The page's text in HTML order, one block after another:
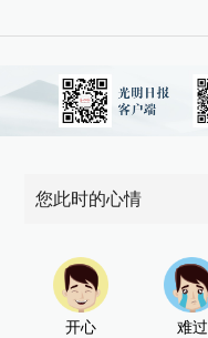
您此时的心情
开心 难过